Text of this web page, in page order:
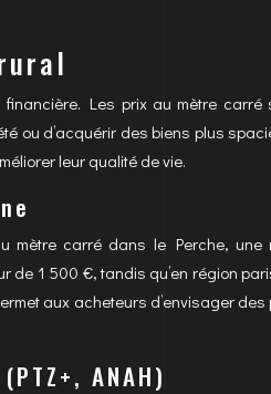
Les prix au mètre
ou d’acquérir des biens plus
leur qualité de vie.
mètre carré dans le Perche,
de 1 500 €, tandis qu’en région
aux acheteurs d’envisager
ANAH)